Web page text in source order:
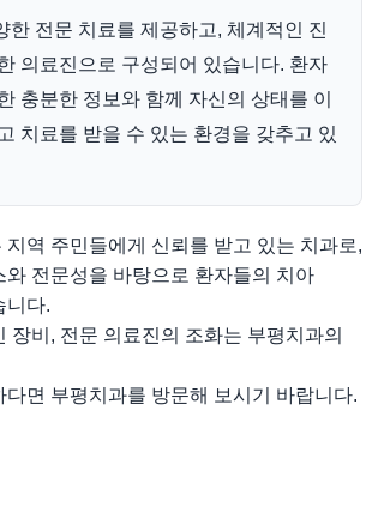
한 전문 치료를 제공하고, 체계적인 진
의료진으로 구성되어 있습니다. 환자
충분한 정보와 함께 자신의 상태를 이
치료를 받을 수 있는 환경을 갖추고 있
지역 주민들에게 신뢰를 받고 있는 치과로,
와 전문성을 바탕으로 환자들의 치아
니다.
장비, 전문 의료진의 조화는 부평치과의
다면 부평치과를 방문해 보시기 바랍니다.